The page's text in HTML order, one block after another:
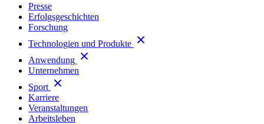
Presse
Erfolgsgeschichten
Forschung
Technologien und Produkte
Anwendung
Unternehmen
Sport
Karriere
Veranstaltungen
Arbeitsleben